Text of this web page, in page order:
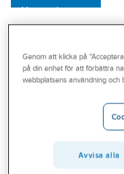
Varumärken
Outlet
Branscher
Genom att klicka på
på din enhet för att förbättra
webbplatsens användning och
Avvisa alla